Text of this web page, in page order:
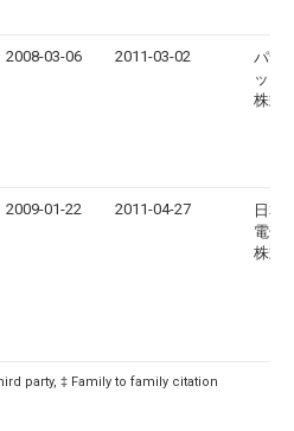
2008-03-06 2011-03-02
パナ
ック
株式
2009-01-22 2011-04-27
日本
電子
株式
party, ‡ Family to family citation